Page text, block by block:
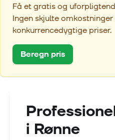
Få et gratis og
Ingen skjulte
konkurrencedygtige priser.
Beregn pris
i Rønne